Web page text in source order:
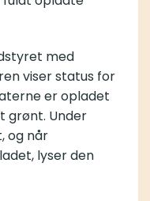
med
viser status for
er opladet
grønt. Under
og når
lyser den